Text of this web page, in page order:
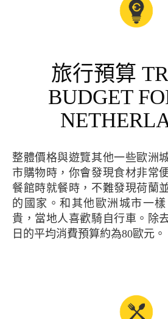
旅行預算 TRAVEL
BUDGET
整體價格與遊覽其他一些歐洲城市相似。當您在超
市購物時，你會發現食材非常
餐館時就餐時，不難發現荷蘭
的國家。和其他歐洲城市一
貴，當地人喜歡騎自行車。除
日的平均消費預算約為80歐元。